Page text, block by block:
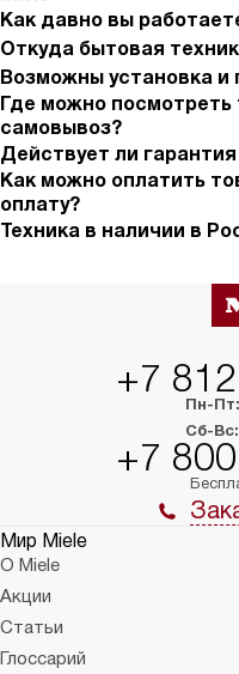
Как давно вы
Откуда бытовая
Возможны установка и
Где можно посмотреть
самовывоз?
Действует ли
Как можно оплатить
оплату?
Техника в наличии в
+7
Пн-Пт:
Сб-Вс:
+7
Мир Miele
О Miele
Акции
Статьи
Глоссарий